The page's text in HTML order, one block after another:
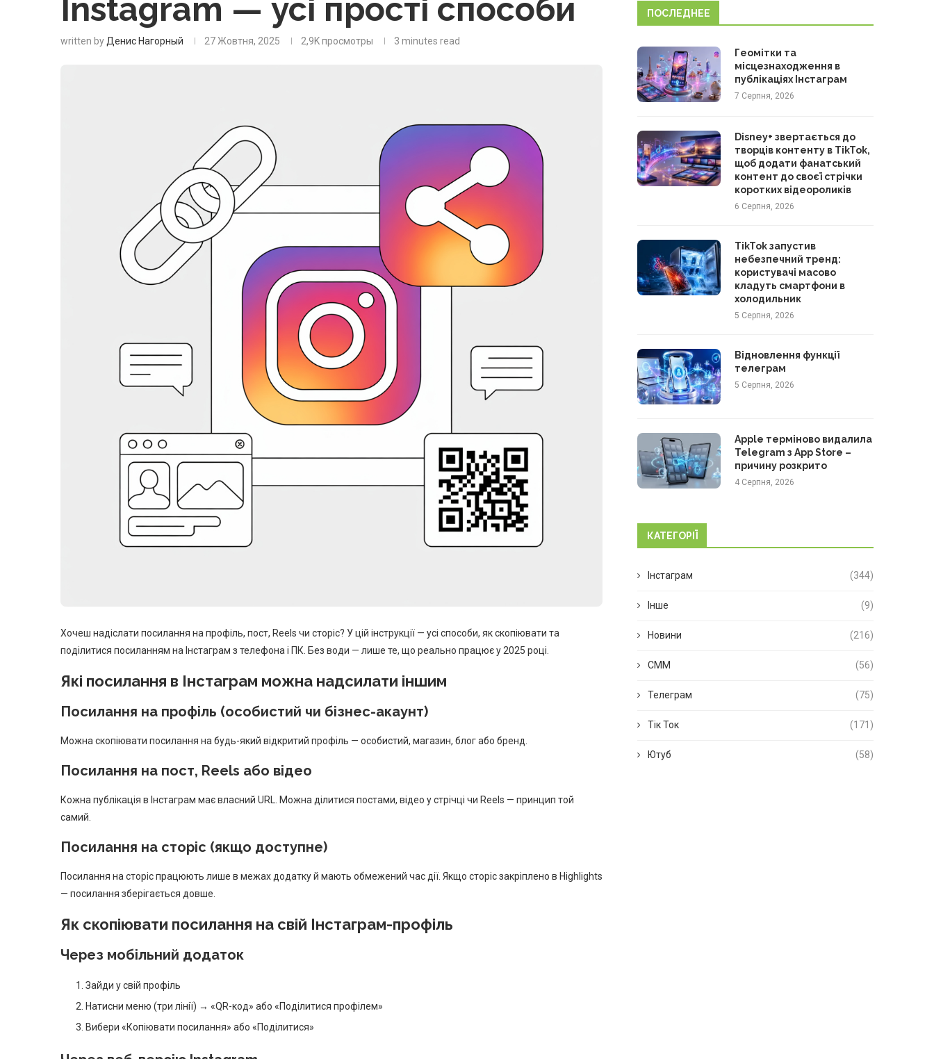
Instagram — усі прості способи
written by Денис Нагорный 27 Жовтня, 2025 2,9Kпросмотры 3 minutes read
Хочеш надіслати посилання на профіль, пост, Reels чи сторіс? У цій інструкції — усі способи, як скопіювати та
поділитися посиланням на Інстаграм з телефона і ПК. Без води — лише те, що реально працює у 2025 році.
Які посилання в Інстаграм можна надсилати іншим
Посилання на профіль (особистий чи бізнес-акаунт)
Можна скопіювати посилання на будь-який відкритий профіль — особистий, магазин, блог або бренд.
Посилання на пост, Reels або відео
Кожна публікація в Інстаграм має власний URL. Можна ділитися постами, відео у стрічці чи Reels — принцип той
самий.
Посилання на сторіс (якщо доступне)
Посилання на сторіс працюють лише в межах додатку й мають обмежений час дії. Якщо сторіс закріплено в Highlights
— посилання зберігається довше.
Як скопіювати посилання на свій Інстаграм-профіль
Через мобільний додаток
Зайди у свій профіль
Натисни меню (три лінії) → «QR-код» або «Поділитися профілем»
Вибери «Копіювати посилання» або «Поділитися»
ПОСЛЕДНЕЕ
Геомітки та
місцезнаходження в
публікаціях Інстаграм
7 Серпня, 2026
Disney+ звертається до
творців контенту в TikTok,
щоб додати фанатський
контент до своєї стрічки
коротких відеороликів
6 Серпня, 2026
TikTok запустив
небезпечний тренд:
користувачі масово
кладуть смартфони в
холодильник
5 Серпня, 2026
Відновлення функції
телеграм
5 Серпня, 2026
Apple терміново видалила
Telegram з App Store –
причину розкрито
4 Серпня, 2026
КАТЕГОРІЇ
Інстаграм (344)
Інше (9)
Новини (216)
СММ (56)
Телеграм (75)
Тік Ток (171)
Ютуб (58)